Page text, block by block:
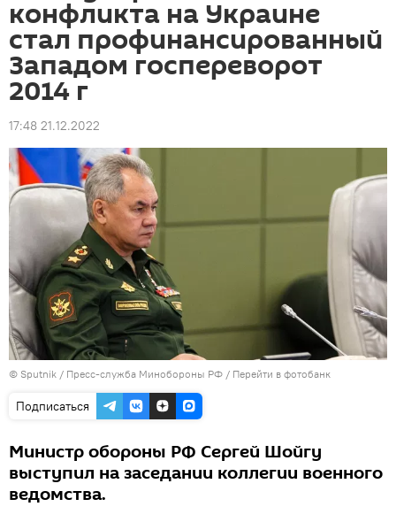
конфликта на Украине
стал профинансированный
Западом госпереворот
2014 г
17:48 21.12.2022
© Sputnik / Пресс-служба Минобороны РФ / Перейти в фотобанк
Подписаться
Министр обороны РФ Сергей Шойгу
выступил на заседании коллегии военного
ведомства.